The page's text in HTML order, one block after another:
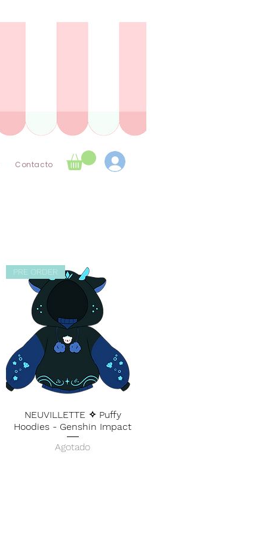
Contacto
PRE ORDER
NEUVILLETTE ✧ Puffy
Hoodies - Genshin Impact
Agotado